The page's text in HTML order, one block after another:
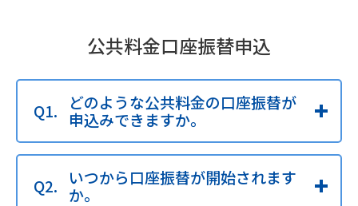
公共料金口座振替申込
どのような公共料金の口座振替が
申込みできますか。
いつから口座振替が開始されます
か。